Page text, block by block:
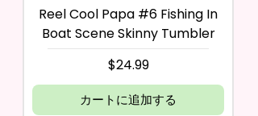
Reel Cool Papa #6 Fishing In
Boat Scene Skinny Tumbler
価格
$24.99
カートに追加する